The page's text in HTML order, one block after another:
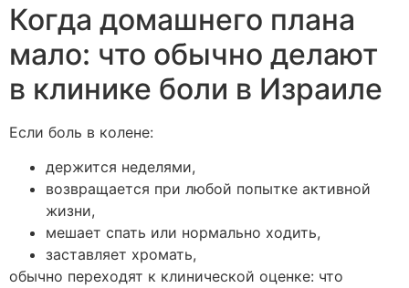
Когда домашнего плана
мало: что обычно делают
в клинике боли в Израиле
Если боль в колене:
держится неделями,
возвращается при любой попытке активной
жизни,
мешает спать или нормально ходить,
заставляет хромать,
обычно переходят к клинической оценке: что